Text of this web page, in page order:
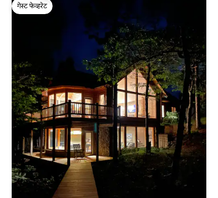
गेस्ट फेव्हरेट
गेस्ट फेव्हरेट